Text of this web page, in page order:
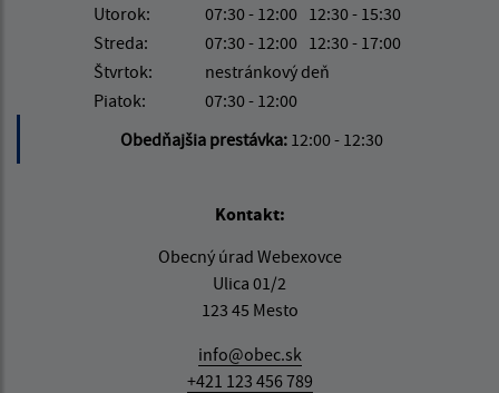
Utorok:
07:30 - 12:00 12:30 - 15:30
Streda:
07:30 - 12:00 12:30 - 17:00
Štvrtok:
nestránkový deň
Piatok:
07:30 - 12:00
Obedňajšia prestávka: 12:00 - 12:30
Kontakt:
Obecný úrad Webexovce
Ulica 01/2
123 45 Mesto
info@obec.sk
+421 123 456 789